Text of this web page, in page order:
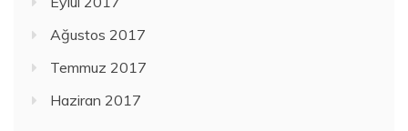
Ağustos 2017
Temmuz 2017
Haziran 2017